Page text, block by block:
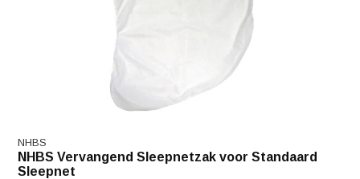
NHBS
NHBS Vervangend Sleepnetzak voor Standaard
Sleepnet